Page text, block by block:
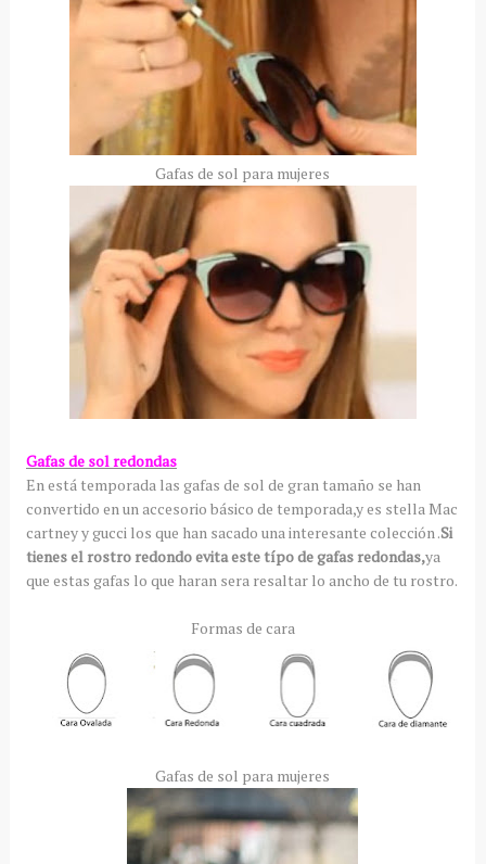
Gafas de sol para mujeres
Gafas de sol redondas
En está temporada las gafas de sol de gran tamaño se han
convertido en un accesorio básico de temporada,y es stella Mac
cartney y gucci los que han sacado una interesante colección .Si
tienes el rostro redondo evita este típo de gafas redondas,ya
que estas gafas lo que haran sera resaltar lo ancho de tu rostro.
Formas de cara
Gafas de sol para mujeres